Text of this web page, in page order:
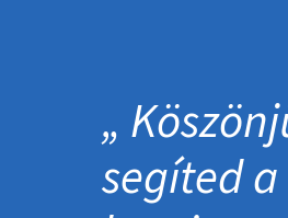
segíted